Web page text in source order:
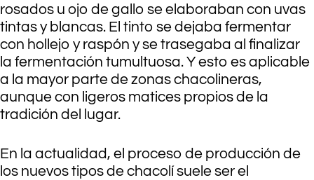
rosados u ojo de gallo se elaboraban con uvas
tintas y blancas. El tinto se dejaba fermentar
con hollejo y raspón y se trasegaba al finalizar
la fermentación tumultuosa. Y esto es aplicable
a la mayor parte de zonas chacolineras,
aunque con ligeros matices propios de la
tradición del lugar.
En la actualidad, el proceso de producción de
los nuevos tipos de chacolí suele ser el